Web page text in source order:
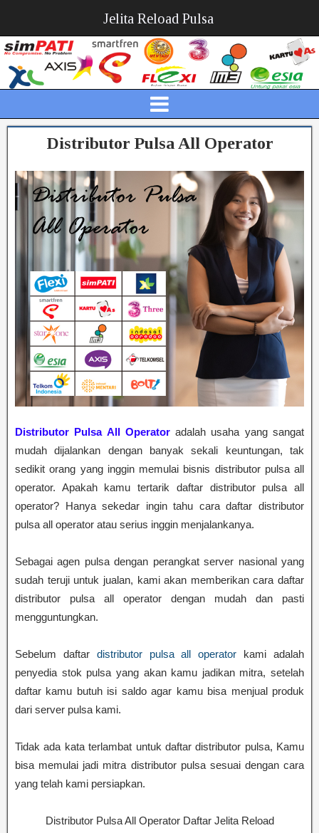
Jelita Reload Pulsa
Distributor Pulsa All Operator
Distributor Pulsa All Operatoradalah usaha yang sangat
mudah dijalankan dengan banyak sekali keuntungan, tak
sedikit orang yang inggin memulai bisnis distributor pulsa all
operator. Apakah kamu tertarik daftar distributor pulsa all
operator? Hanya sekedar ingin tahu cara daftar distributor
pulsa all operator atau serius inggin menjalankanya.
Sebagai agen pulsa dengan perangkat server nasional yang
sudah teruji untuk jualan, kami akan memberikan cara daftar
distributor pulsa all operator dengan mudah dan pasti
mengguntungkan.
Sebelum daftar distributor pulsa all operator kami adalah
penyedia stok pulsa yang akan kamu jadikan mitra, setelah
daftar kamu butuh isi saldo agar kamu bisa menjual produk
dari server pulsa kami.
Tidak ada kata terlambat untuk daftar distributor pulsa, Kamu
bisa memulai jadi mitra distributor pulsa sesuai dengan cara
yang telah kami persiapkan.
Distributor Pulsa All Operator Daftar Jelita Reload